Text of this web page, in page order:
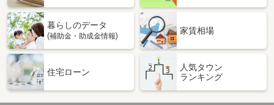
住 所
愛媛県松山市山西町
用途地域
１種低層
土地面積 165.3m²
愛媛県松山市山西町
1,400万円
暮らしのデータ
(補助金・助成金情報)
家賃相場
住宅ローン
人気タウン
ランキング